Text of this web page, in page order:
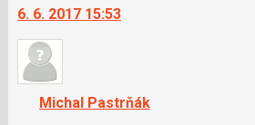
P
předchozí
nový
názor
další
nový
názor.
navigaci
lze
6. 6. 2017 15:53
Michal Pastrňák